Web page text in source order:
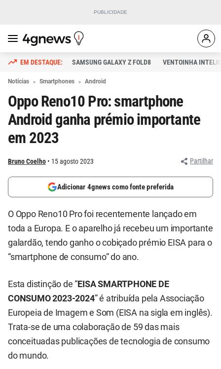
SAMSUNG GALAXY Z FOLD8 VENTOINHA
Notícias Smartphones Android
Oppo Reno10 Pro: smartphone
Android ganha prémio importante
em 2023
Bruno Coelho 15 agosto 2023 Partilhar
Adicionar 4gnews como fonte preferida
O Oppo Reno10 Pro foi recentemente lançado em
toda a Europa. E o aparelho já recebeu um importante
galardão, tendo ganho o cobiçado prémio EISA para o
“smartphone de consumo“ do ano.
Esta distinção de “EISA SMARTPHONE DE
CONSUMO 2023-2024” é atribuída pela Associação
Europeia de Imagem e Som (EISA na sigla em inglês).
Trata-se de uma colaboração de 59 das mais
conceituadas publicações de tecnologia de consumo
do mundo.